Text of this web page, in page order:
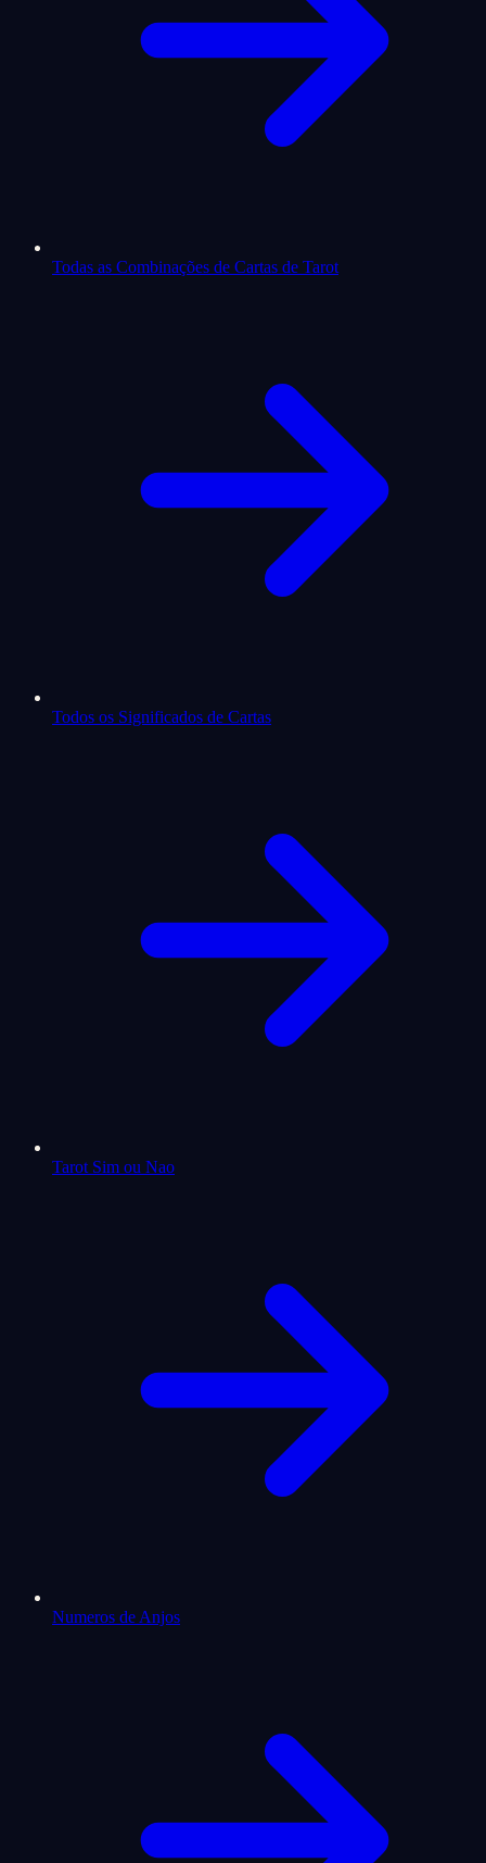
Todas as Combinações de Cartas de Tarot
Todos os Significados de Cartas
Tarot Sim ou Nao
Numeros de Anjos